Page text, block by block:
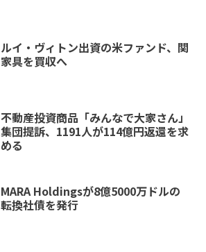
ルイ・ヴィトン出資の米ファンド、関
家具を買収へ
不動産投資商品「みんなで大家さん」
集団提訴、1191人が114億円返還を求
める
MARA Holdingsが8億5000万ドルの
転換社債を発行